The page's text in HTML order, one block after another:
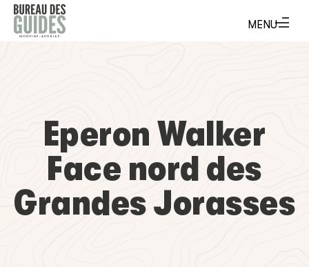
Eperon Walker
Face nord des
Grandes Jorasses